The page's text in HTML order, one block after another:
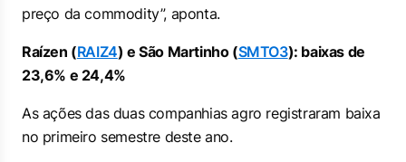
preço da commodity”, aponta.
Raízen (RAIZ4) e São Martinho (SMTO3): baixas de
23,6% e 24,4%
As ações das duas companhias agro registraram baixa
no primeiro semestre deste ano.